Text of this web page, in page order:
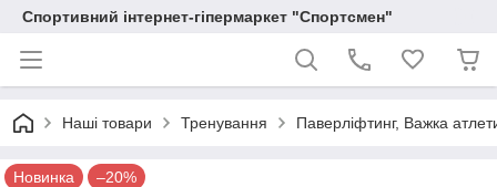
Спортивний інтернет-гіпермаркет "Спортсмен"
Наші товари Тренування Паверліфтинг, Важка
Новинка –20%